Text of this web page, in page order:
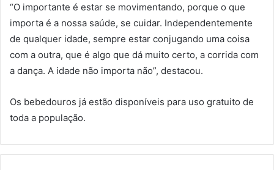
“O importante é estar se movimentando, porque o que
importa é a nossa saúde, se cuidar. Independentemente
de qualquer idade, sempre estar conjugando uma coisa
com a outra, que é algo que dá muito certo, a corrida com
a dança. A idade não importa não”, destacou.
Os bebedouros já estão disponíveis para uso gratuito de
toda a população.